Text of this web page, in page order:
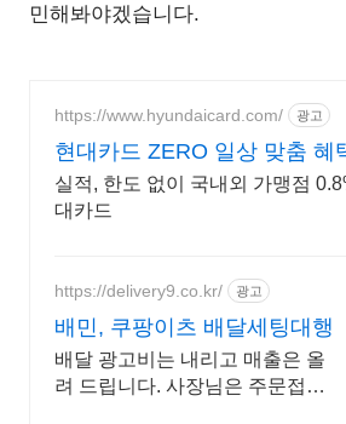
민해봐야겠습니다.
https://www.hyundaicard.com/ 광고
현대카드 ZERO 일상 맞춤 혜
실적, 한도 없이 국내외 가맹점
대카드
https://delivery9.co.kr/ 광고
배민, 쿠팡이츠 배달세팅대행
배달 광고비는 내리고 매출은 올
려 드립니다. 사장님은 주문접수